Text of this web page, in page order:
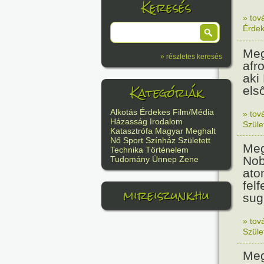
Keresés
» részletes keresés
Kategóriák
Alkotás Érdekes Film/Média
Házasság Irodalom
Katasztrófa Magyar Meghalt
Nő Sport Színház Született
Technika Történelem
Tudomány Ünnep Zene
mireiszunk.hu
»
aki
»
»